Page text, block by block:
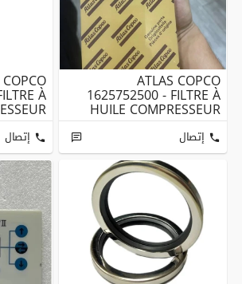
ATLAS COPCO
1625752500 - FILTRE À
HUILE COMPRESSEUR
إتصال
À
إتصال